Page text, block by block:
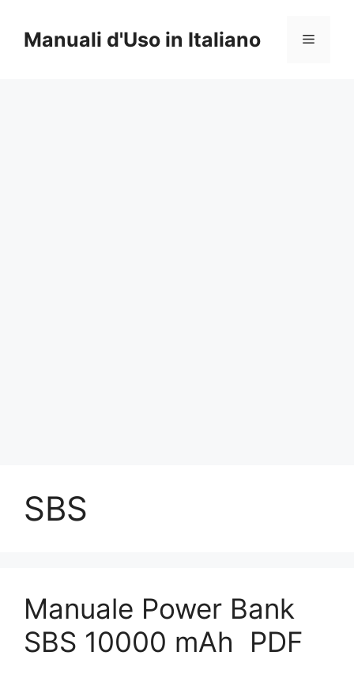
contenuto
Manuali d'Uso in Italiano Menu
SBS
Manuale Power Bank
SBS 10000 mAh ​ PDF